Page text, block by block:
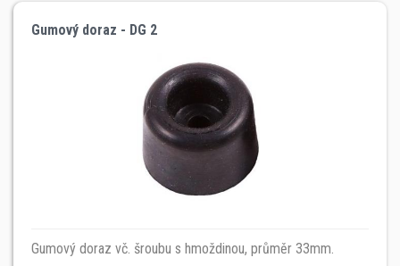
Gumový doraz - DG 2
Gumový doraz vč. šroubu s hmoždinou, průměr 33mm.